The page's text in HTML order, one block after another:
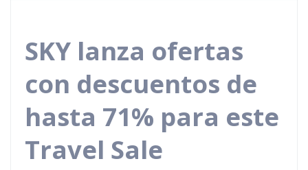
SKY lanza ofertas
con descuentos de
hasta 71% para este
Travel Sale